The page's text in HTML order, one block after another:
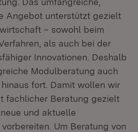
Angebot unterstützt gezielt
– sowohl beim
als auch bei der
Innovationen. Deshalb
Modulberatung auch
fort. Damit wollen wir
fachlicher Beratung gezielt
und aktuelle
Um Beratung von